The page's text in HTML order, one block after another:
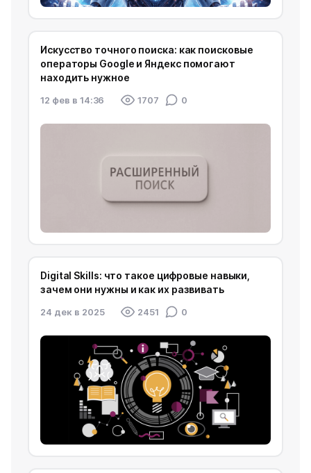
Искусство точного поиска: как поисковые
операторы Google и Яндекс помогают
находить нужное
12 фев в 14:36 1707 0
Digital Skills: что такое цифровые навыки,
зачем они нужны и как их развивать
24 дек в 2025 2451 0